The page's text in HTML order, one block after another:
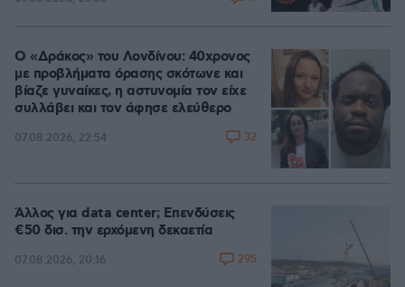
Ο «Δράκος» του Λονδίνου: 40χρονος
με προβλήματα όρασης σκότωνε και
βίαζε γυναίκες, η αστυνομία τον είχε
συλλάβει και τον άφησε ελεύθερο
07.08.2026, 22:54 32
Άλλος για data center; Επενδύσεις
€50 δισ. την ερχόμενη δεκαετία
07.08.2026, 20:16 295